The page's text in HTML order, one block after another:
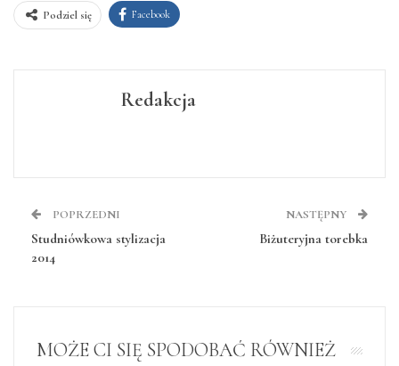
Podziel się Facebook
Redakcja
POPRZEDNI
Studniówkowa stylizacja
2014
NASTĘPNY
Biżuteryjna torebka
MOŻE CI SIĘ SPODOBAĆ RÓWNIEŻ